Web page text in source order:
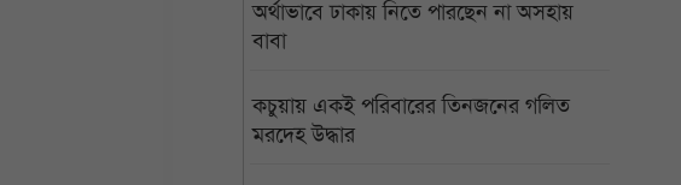
অর্থাভাবে ঢাকায় নিতে পারছেন না অসহায়
বাবা
কচুয়ায় একই পরিবারের তিনজনের গলিত
মরদেহ উদ্ধার